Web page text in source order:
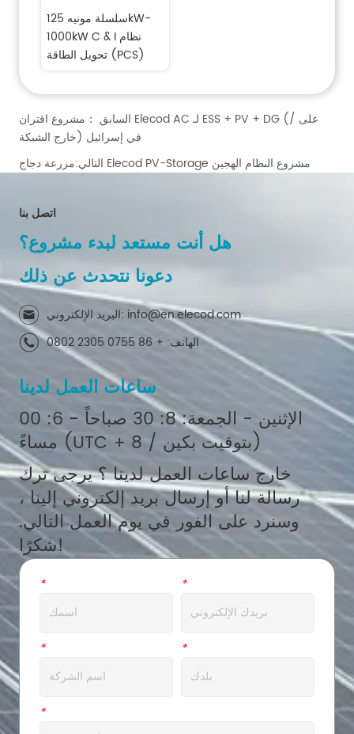
سلسلة مونيه 125kW-
1000kW C & I نظام
تحويل الطاقة (PCS)
السابق ： مشروع اقتران Elecod AC لـ ESS + PV + DG (على /
خارج الشبكة) في إسرائيل
التالي:
مزرعة دجاج Elecod PV-Storage مشروع النظام الهجين
اتصل بنا
هل أنت مستعد لبدء مشروع؟
دعونا نتحدث عن ذلك
البريد الإلكتروني: info@en.elecod.com
الهاتف: + 86 0755 2305 0802
ساعات العمل لدينا
الإثنين - الجمعة: 8: 30 صباحاً - 6: 00
مساءً (UTC + 8 / بتوقيت بكين)
خارج ساعات العمل لدينا ؟ يرجى ترك
رسالة لنا أو إرسال بريد إلكتروني إلينا ،
وسنرد على الفور في يوم العمل التالي.
شكرًا!
*اسم *بريد الالكتروني
*شركة *عنوان
*